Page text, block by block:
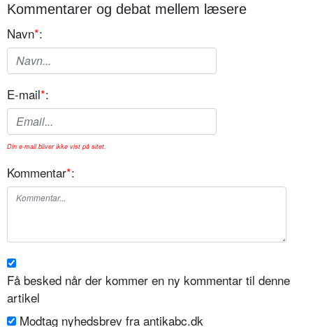
Kommentarer og debat mellem læsere
Navn*:
E-mail*:
Din e-mail bliver ikke vist på sitet.
Kommentar*:
Få besked når der kommer en ny kommentar til denne
artikel
Modtag nyhedsbrev fra antikabc.dk